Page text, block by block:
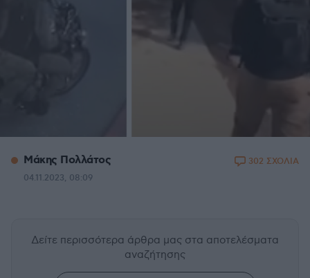
Μάκης Πολλάτος
04.11.2023, 08:09
302 ΣΧΟΛΙΑ
Δείτε περισσότερα άρθρα μας στα αποτελέσματα
αναζήτησης